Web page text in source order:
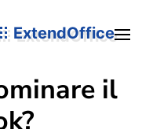
ExtendOffice
il